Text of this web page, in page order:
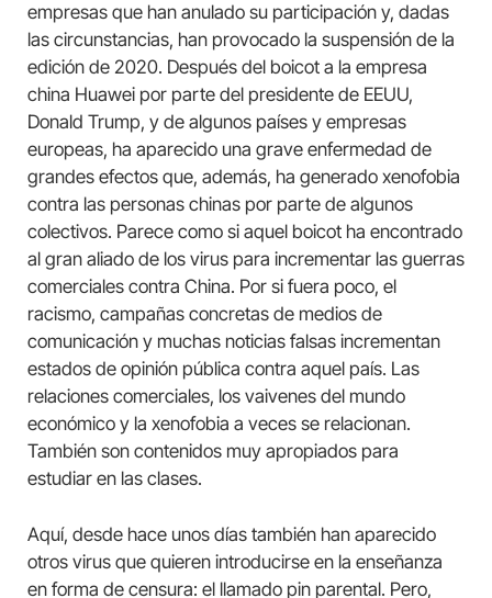
empresas que han anulado su participación y, dadas
las circunstancias, han provocado la suspensión de la
edición de 2020. Después del boicot a la empresa
china Huawei por parte del presidente de EEUU,
Donald Trump, y de algunos países y empresas
europeas, ha aparecido una grave enfermedad de
grandes efectos que, además, ha generado xenofobia
contra las personas chinas por parte de algunos
colectivos. Parece como si aquel boicot ha encontrado
al gran aliado de los virus para incrementar las guerras
comerciales contra China. Por si fuera poco, el
racismo, campañas concretas de medios de
comunicación y muchas noticias falsas incrementan
estados de opinión pública contra aquel país. Las
relaciones comerciales, los vaivenes del mundo
económico y la xenofobia a veces se relacionan.
También son contenidos muy apropiados para
estudiar en las clases.
Aquí, desde hace unos días también han aparecido
otros virus que quieren introducirse en la enseñanza
en forma de censura: el llamado pin parental. Pero,